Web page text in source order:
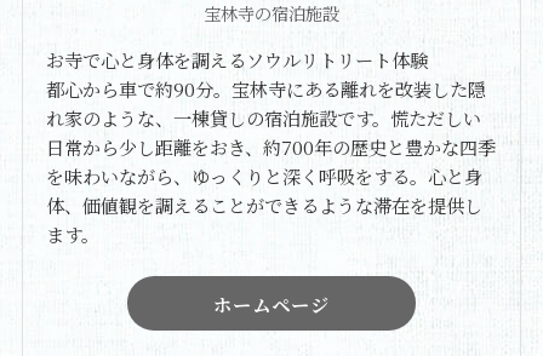
宝林寺の宿泊施設
お寺で心と身体を調えるソウルリトリート体験
都心から車で約90分。宝林寺にある離れを改装した隠
れ家のような、一棟貸しの宿泊施設です。慌ただしい
日常から少し距離をおき、約700年の歴史と豊かな四季
を味わいながら、ゆっくりと深く呼吸をする。心と身
体、価値観を調えることができるような滞在を提供し
ます。
ホームページ